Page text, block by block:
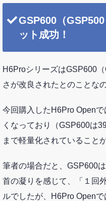
GSP600（
ット成功！
H6ProシリーズはGSP600
さが改良されたとのことな
今回購入したH6Pro Open
くなっており（GSP600は
まで軽量化されていること
筆者の場合だと、GSP600
首の凝りを感じて、「１回
ルでしたが、H6Pro Open